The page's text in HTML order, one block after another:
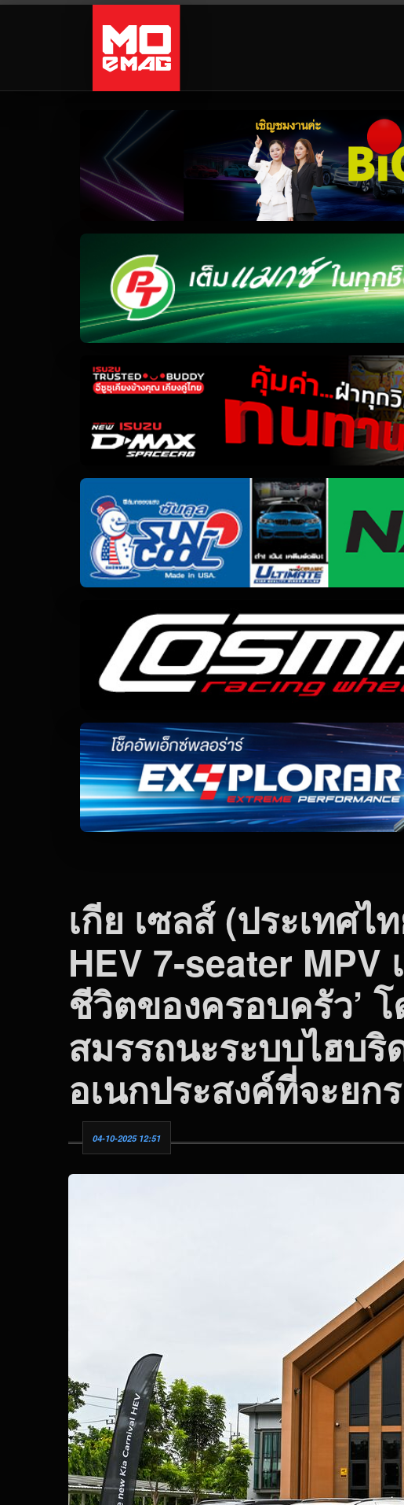
เกีย เซลส์ (ประเทศ
HEV 7-seater MPV
ชีวิตของครอบครัว’
สมรรถนะระบบไฮบ
อเนกประสงค์ที่จะย
04-10-2025 12:51